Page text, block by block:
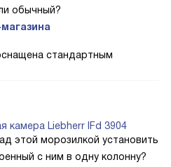
обычный?
стандартным
камера Liebherr IFd 3904
этой морозилкой установить
с ним в одну колонну?